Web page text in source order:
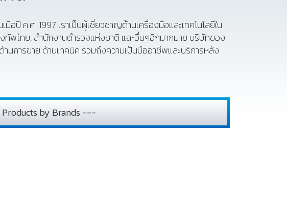
ปี ค.ศ. 1997 เราเป็นผู้เชี่ยวชาญด้านเครื่องมือและเทคโนโลยีใน
ไทย, สำนักงานตำรวจแห่งชาติ และอื่นๆอีกมากมาย บริษัทของ
นการขาย ด้านเทคนิค รวมถึงความเป็นมืออาชีพและบริการหลัง
by Brands ---